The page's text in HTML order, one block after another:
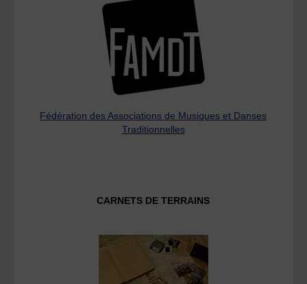
Fédération des Associations de Musiques et Danses
Traditionnelles
CARNETS DE TERRAINS